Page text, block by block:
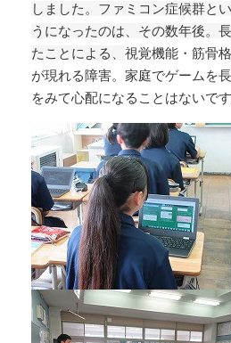
しました。ファミコン症候群と
うになったのは、その数年後。
たことによる、 視覚機能・筋骨
が現れる障害。家庭でゲームを
をみて心配になることはないです